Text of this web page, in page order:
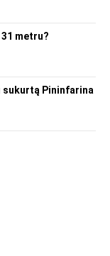
metru?
sukurtą Pininfarina